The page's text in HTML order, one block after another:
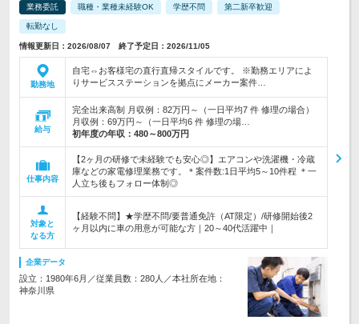
業務委託 職種・業種未経験OK 学歴不問 第二新卒歓迎
転勤なし
情報更新日：2026/08/07 終了予定日：2026/11/05
勤務地
自宅⇔お客様宅の直行直帰スタイルです。 ※勤務エリアによ
りサービスステーションを拠点にメーカー案件…
給与
完全出来高制 月収例：82万円～（一日平均7 件 修理の場合）
月収例：69万円～（一日平均6 件 修理の場…
初年度の年収： 480～800万円
仕事内容
【2ヶ月の研修で未経験でも安心◎】エアコンや洗濯機・冷蔵
庫などの家電修理業務です。＊案件数:1日平均5～10件程 ＊一
人立ち後もフォロー体制◎
対象と
なる方
【経験不問】★学歴不問/要普通免許（AT限定）/研修開始後2
ヶ月以内に車の用意が可能な方｜20～40代活躍中｜
企業データ
設立：1980年6月／従業員数：280人／本社所在地：
神奈川県